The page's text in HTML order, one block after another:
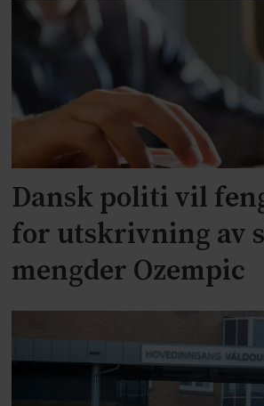
Dansk politi vil
for utskrivning av
mengder Ozempic